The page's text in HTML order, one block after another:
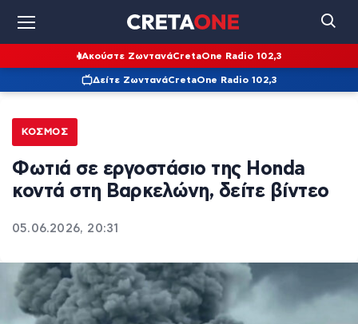
Ακούστε ΖωντανάCretaOne Radio 102,3
Δείτε ΖωντανάCretaOne Radio 102,3
ΚΌΣΜΟΣ
Φωτιά σε εργοστάσιο της Honda
κοντά στη Βαρκελώνη, δείτε βίντεο
05.06.2026, 20:31